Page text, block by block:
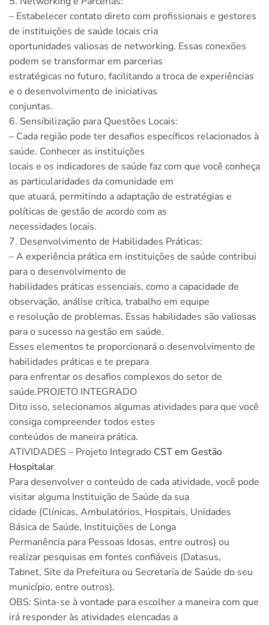
– Estabelecer contato direto com profissionais e gestores
de instituições de saúde locais cria
oportunidades valiosas de networking. Essas conexões
podem se transformar em parcerias
estratégicas no futuro, facilitando a troca de experiências
e o desenvolvimento de iniciativas
conjuntas.
6. Sensibilização para Questões Locais:
– Cada região pode ter desafios específicos relacionados à
saúde. Conhecer as instituições
locais e os indicadores de saúde faz com que você conheça
as particularidades da comunidade em
que atuará, permitindo a adaptação de estratégias e
políticas de gestão de acordo com as
necessidades locais.
7. Desenvolvimento de Habilidades Práticas:
– A experiência prática em instituições de saúde contribui
para o desenvolvimento de
habilidades práticas essenciais, como a capacidade de
observação, análise crítica, trabalho em equipe
e resolução de problemas. Essas habilidades são valiosas
para o sucesso na gestão em saúde.
Esses elementos te proporcionará o desenvolvimento de
habilidades práticas e te prepara
para enfrentar os desafios complexos do setor de
saúde.PROJETO INTEGRADO
Dito isso, selecionamos algumas atividades para que você
consiga compreender todos estes
conteúdos de maneira prática.
ATIVIDADES – Projeto Integrado CST em Gestão
Hospitalar
Para desenvolver o conteúdo de cada atividade, você pode
visitar alguma Instituição de Saúde da sua
cidade (Clínicas, Ambulatórios, Hospitais, Unidades
Básica de Saúde, Instituições de Longa
Permanência para Pessoas Idosas, entre outros) ou
realizar pesquisas em fontes confiáveis (Datasus,
Tabnet, Site da Prefeitura ou Secretaria de Saúde do seu
município, entre outros).
OBS: Sinta-se à vontade para escolher a maneira com que
irá responder às atividades elencadas a